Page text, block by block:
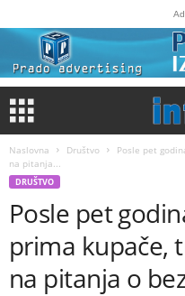
Naslovna Društvo
Posle pet
na pitanja...
DRUŠTVO
Posle pet
prima kupače,
na pitanja o